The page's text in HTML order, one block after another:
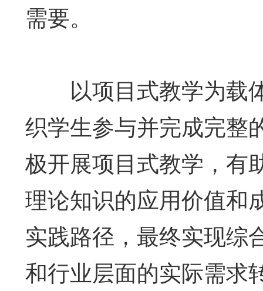
需要。
以项目式教学为载
织学生参与并完成完整
极开展项目式教学，有
理论知识的应用价值和
实践路径，最终实现综
和行业层面的实际需求